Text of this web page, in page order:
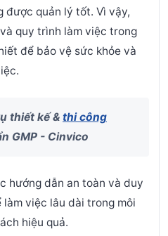
được quản lý tốt. Vì vậy,
quy trình làm việc trong
để bảo vệ sức khỏe và
thiết kế & thi công
GMP - Cinvico
hướng dẫn an toàn và duy
việc lâu dài trong môi
hiệu quả.